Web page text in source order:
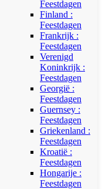
Feestdagen
Finland :
Feestdagen
Frankrijk :
Feestdagen
Verenigd
Koninkrijk :
Feestdagen
Georgië :
Feestdagen
Guernsey :
Feestdagen
Griekenland :
Feestdagen
Kroatië :
Feestdagen
Hongarije :
Feestdagen